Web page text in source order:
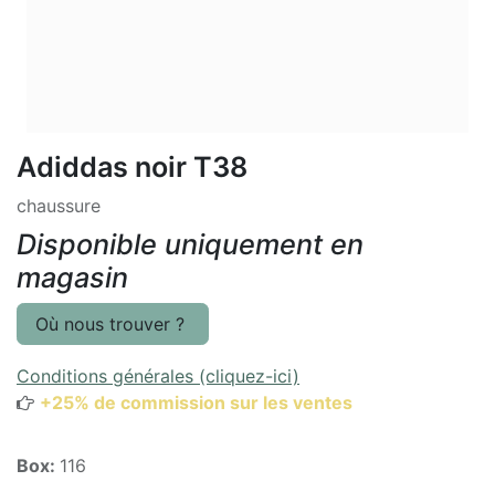
Adiddas noir T38
chaussure
Disponible uniquement en
magasin
Où nous trouver ?
Conditions générales (cliquez-ici)
+25% de commission sur les ventes
Box: 116